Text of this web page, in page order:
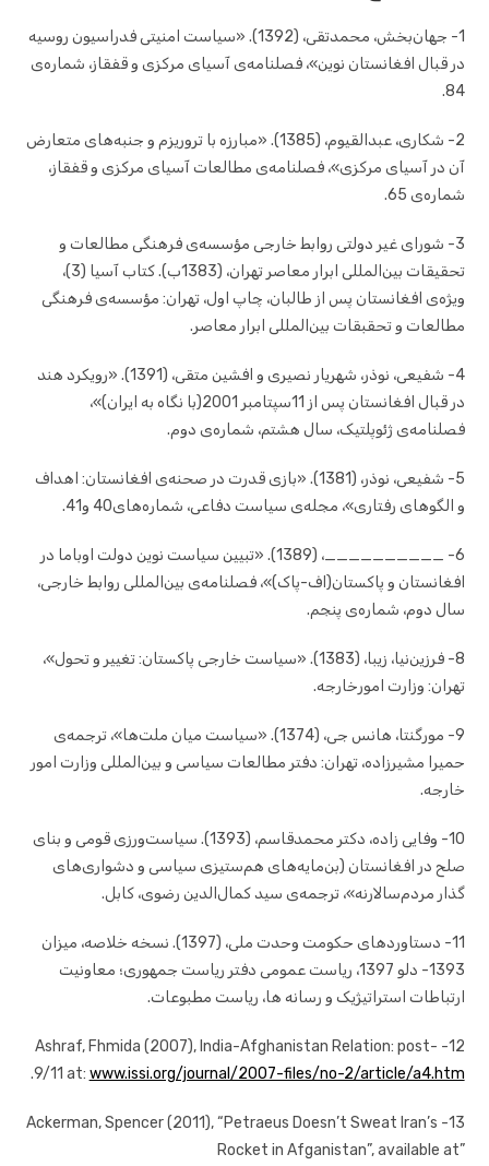
1- جهان‌بخش، محمدتقی، (1392). «سیاست امنیتی فدراسیون روسیه
در قبال افغانستان نوین»، فصلنامه‌ی آسیای مرکزی و قفقاز، شماره‌ی
84.
2- شکاری، عبدالقیوم، (1385). «مبارزه با تروریزم و جنبه‌های متعارض
آن در آسیای مرکزی»، فصلنامه‌ی مطالعات آسیای مرکزی و قفقاز،
شماره‌ی 65.
3- شورای غیر دولتی روابط خارجی مؤسسه‌ی فرهنگی مطالعات و
تحقیقات بین‌المللی ابرار معاصر تهران، (1383ب). کتاب آسیا (3)،
ویژه‌ی افغانستان پس از طالبان، چاپ اول، تهران: مؤسسه‌ی فرهنگی
مطالعات و تحقبقات بین‌المللی ابرار معاصر.
4- شفیعی، نوذر، شهریار نصیری و افشین متقی، (1391). «رویکرد هند
در قبال افغانستان پس از 11سپتامبر 2001(با نگاه به ایران)»،
فصلنامه‌ی ژئوپلتیک، سال هشتم، شماره‎‌ی دوم.
5- شفیعی، نوذر، (1381). «بازی قدرت در صحنه‌ی افغانستان: اهداف
و الگوهای رفتاری»، مجله‌ی سیاست دفاعی، شماره‌های40 و41.
6- __________، (1389). «تبیین سیاست نوین دولت اوباما در
افغانستان و پاکستان(اف-پاک)»، فصلنامه‌ی بین‌المللی روابط خارجی،
سال دوم، شماره‌ی پنجم.
8- فرزین‌نیا، زیبا، (1383). «سیاست خارجی پاکستان: تغییر و تحول»،
تهران: وزارت امورخارجه.
9- مورگنتا، هانس جی، (1374). «سیاست میان ملت‌ها»، ترجمه‌ی
حمیرا مشیرزاده، تهران: دفتر مطالعات سیاسی و بین‌المللی وزارت امور
خارجه.
10- وفایی زاده، دکتر محمدقاسم، (1393). سیاست‌ورزی قومی و بنای
صلح در افغانستان (بن‌مایه‌های هم‌ستیزی سیاسی و دشواری‌های
گذار مردم‌سالارنه»، ترجمه‌ی سید کمال‌الدین رضوی، کابل.
11- دستاوردهای حکومت وحدت ملی، (1397). نسخه خلاصه، میزان
1393- دلو 1397، ریاست عمومی دفتر ریاست جمهوری؛ معاونیت
ارتباطات استراتیژیک و رسانه ها، ریاست مطبوعات.
12- Ashraf, Fhmida (2007), India-Afghanistan Relation: post-
9/11 at: www.issi.org/journal/2007-files/no-2/article/a4.htm
.
13- Ackerman, Spencer (2011), “Petraeus Doesn’t Sweat Iran’s
Rocket in Afganistan”, available at”